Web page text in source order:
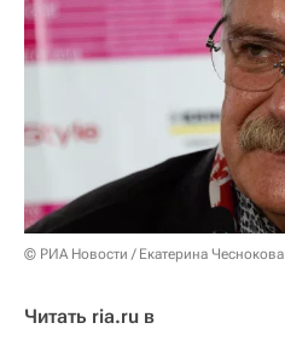
© РИА Новости / Екатерина Чеснокова
Читать ria.ru в